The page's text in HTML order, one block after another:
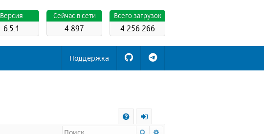
Всего загрузок
4 256 266
Cейчас в сети
4 897
Версия
6.5.1
Поддержка
х
Поиск